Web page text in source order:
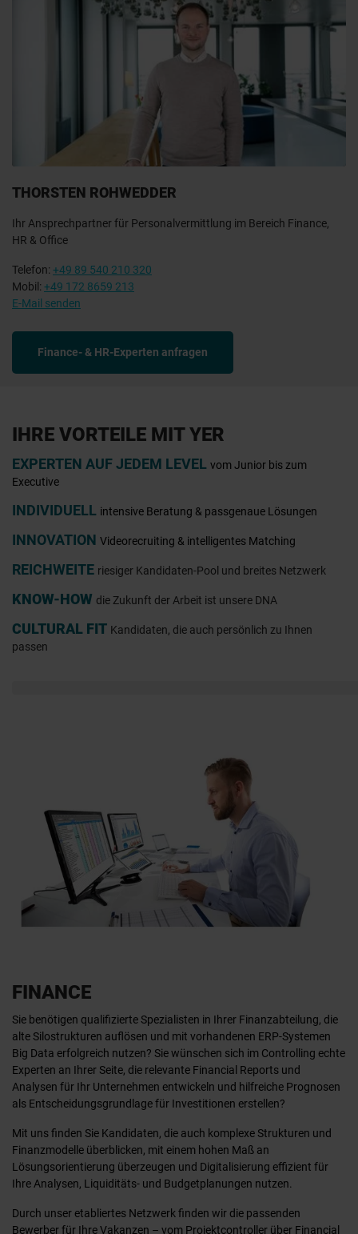
THORSTEN ROHWEDDER
Ihr Ansprechpartner für Personalvermittlung im Bereich Finance,
HR & Office
Telefon: +49 89 540 210 320
Mobil: +49 172 8659 213
E-Mail senden
Finance- & HR-Experten anfragen
IHRE VORTEILE MIT YER
EXPERTEN AUF JEDEM LEVEL vom Junior bis zum
Executive
INDIVIDUELL intensive Beratung & passgenaue Lösungen
INNOVATION Videorecruiting & intelligentes Matching
REICHWEITE riesiger Kandidaten-Pool und breites Netzwerk
KNOW-HOW die Zukunft der Arbeit ist unsere DNA
CULTURAL FIT Kandidaten, die auch persönlich zu Ihnen
passen
FINANCE
Sie benötigen qualifizierte Spezialisten in Ihrer Finanzabteilung, die
alte Silostrukturen auflösen und mit vorhandenen ERP-Systemen
Big Data erfolgreich nutzen? Sie wünschen sich im Controlling echte
Experten an Ihrer Seite, die relevante Financial Reports und
Analysen für Ihr Unternehmen entwickeln und hilfreiche Prognosen
als Entscheidungsgrundlage für Investitionen erstellen?
Mit uns finden Sie Kandidaten, die auch komplexe Strukturen und
Finanzmodelle überblicken, mit einem hohen Maß an
Lösungsorientierung überzeugen und Digitalisierung effizient für
Ihre Analysen, Liquiditäts- und Budgetplanungen nutzen.
Durch unser etabliertes Netzwerk finden wir die passenden
Bewerber für Ihre Vakanzen – vom Projektcontroller über Financial